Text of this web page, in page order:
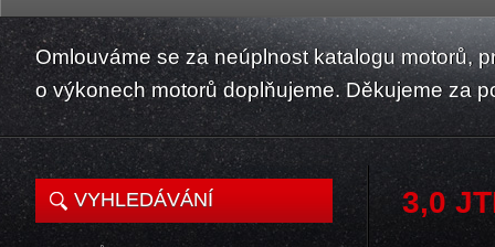
Omlouváme se za neúplnost katalogu motorů,
o výkonech motorů doplňujeme. Děkujeme za
VYHLEDÁVÁNÍ 3,0